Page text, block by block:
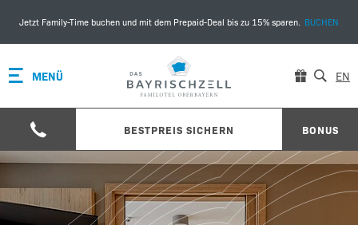
Jetzt Family-Time buchen und mit dem Prepaid-Deal bis zu 15% sparen. BUCHEN
MENÜ
BESTPREIS SICHERN BONUS
EN